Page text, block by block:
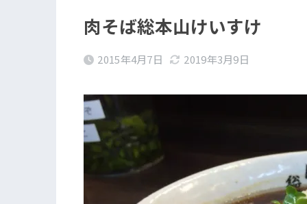
肉そば総本山けいすけ
2015年4月7日 2019年3月9日